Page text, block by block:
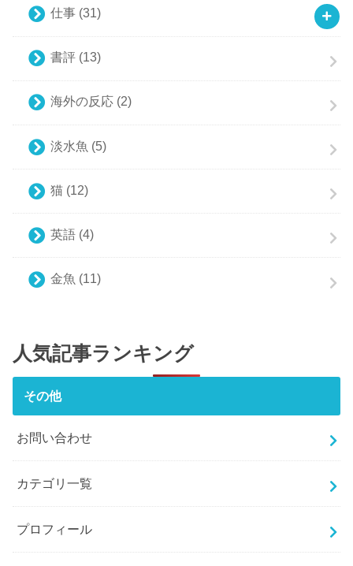
仕事 (31)
書評 (13)
海外の反応 (2)
淡水魚 (5)
猫 (12)
英語 (4)
金魚 (11)
人気記事ランキング
その他
お問い合わせ
カテゴリ一覧
プロフィール